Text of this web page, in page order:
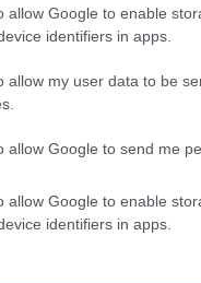
allow Google to enable
identifiers in apps.
allow my user data to be
allow Google to send me
allow Google to enable
identifiers in apps.
πληρωμής)
τους